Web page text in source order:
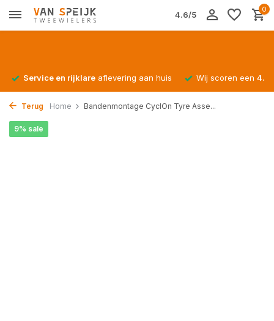
4.6/5
0
Service en rijklare aflevering aan huis Wij scoren een
Terug Home Bandenmontage CyclOn Tyre Asse...
9% sale